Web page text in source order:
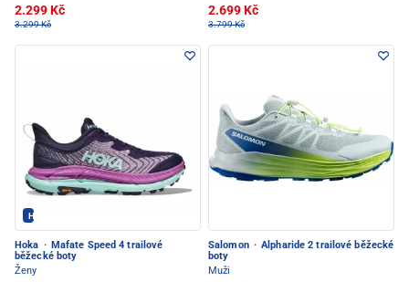
2.299 Kč
3.299 Kč
2.699 Kč
3.799 Kč
Hoka - PEC POD SNĚŽKOU
Hoka · Mafate Speed 4 trailové
běžecké boty
Ženy
Salomon · Alpharide 2 trailové běžecké
boty
Muži